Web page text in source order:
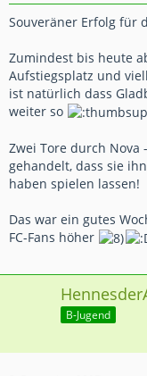
Souveräner Erfolg für
Zumindest bis heute
Aufstiegsplatz und
ist natürlich dass
weiter so
Zwei Tore durch
gehandelt, dass sie
haben spielen lassen!
Das war ein gutes
FC-Fans höher
B-Jugend